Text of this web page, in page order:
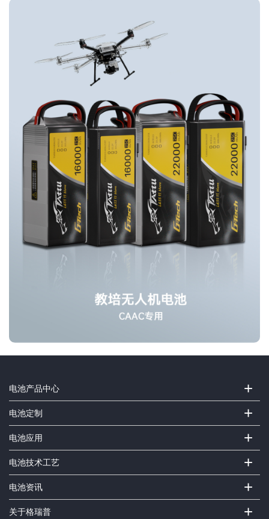
电池产品中心 +
电池定制 +
电池应用 +
电池技术工艺 +
电池资讯 +
关于格瑞普 +